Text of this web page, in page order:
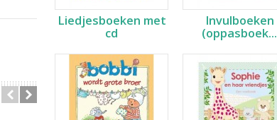
Liedjesboeken met
cd
Invulboeken
(oppasboek...